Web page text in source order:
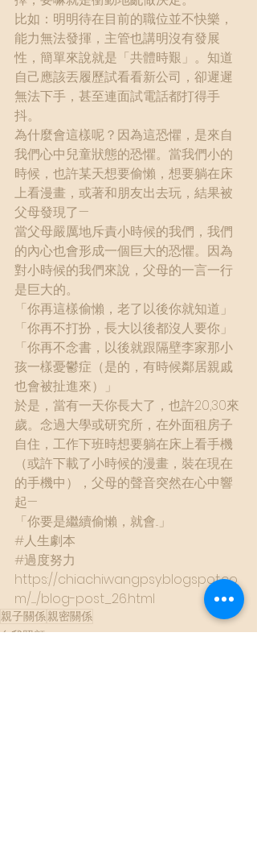
比如：明明待在目前的職位並不快樂，
能力無法發揮，主管也講明沒有發展
性，簡單來說就是「共體時艱」。知道
自己應該丟履歷試看看新公司，卻遲遲
無法下手，甚至連面試電話都打得手
抖。
為什麼會這樣呢？因為這恐懼，是來自
我們心中兒童狀態的恐懼。當我們小的
時候，也許某天想要偷懶，想要躺在床
上看漫畫，或著和朋友出去玩，結果被
父母發現了—
當父母嚴厲地斥責小時候的我們，我們
的內心也會形成一個巨大的恐懼。因為
對小時候的我們來說，父母的一言一行
是巨大的。
「你再這樣偷懶，老了以後你就知道」
「你再不打扮，長大以後都沒人要你」
「你再不念書，以後就跟隔壁李家那小
孩一樣憂鬱症（是的，有時候鄰居親戚
也會被扯進來）」
於是，當有一天你長大了，也許20,30來
歲。念過大學或研究所，在外面租房子
自住，工作下班時想要躺在床上看手機
（或許下載了小時候的漫畫，裝在現在
的手機中），父母的聲音突然在心中響
起—
「你要是繼續偷懶，就會...」
#人生劇本
#過度努力
https://chiachiwangpsy.blogspot.co
m/....../blog-post_26.html
親子關係親密關係
自我照顧